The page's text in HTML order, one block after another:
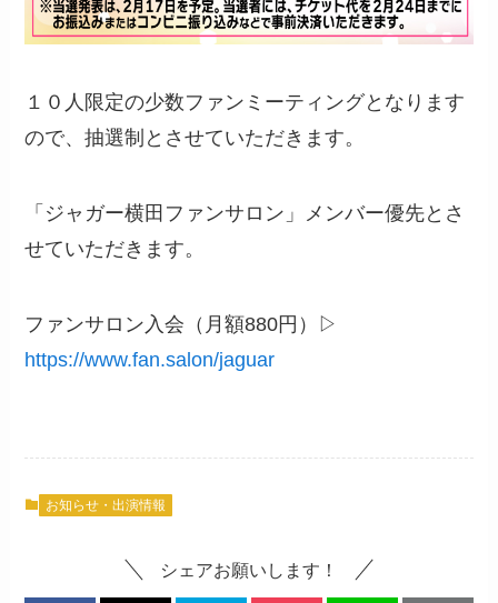
１０人限定の少数ファンミーティングとなります
ので、抽選制とさせていただきます。
「ジャガー横田ファンサロン」メンバー優先とさ
せていただきます。
ファンサロン入会（月額880円）▷
https://www.fan.salon/jaguar
お知らせ・出演情報
シェアお願いします！